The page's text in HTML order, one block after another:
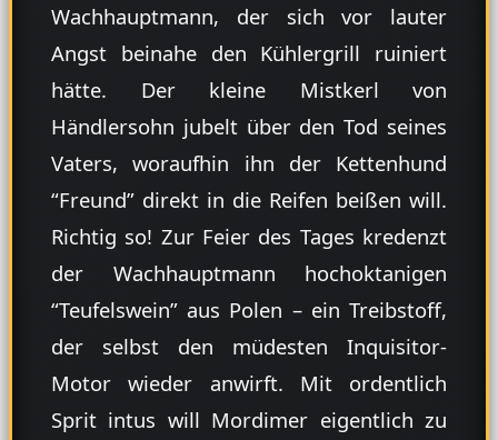
Wachhauptmann, der sich vor lauter
Angst beinahe den Kühlergrill ruiniert
hätte. Der kleine Mistkerl von
Händlersohn jubelt über den Tod seines
Vaters, woraufhin ihn der Kettenhund
“Freund” direkt in die Reifen beißen will.
Richtig so! Zur Feier des Tages kredenzt
der Wachhauptmann hochoktanigen
“Teufelswein” aus Polen – ein Treibstoff,
der selbst den müdesten Inquisitor-
Motor wieder anwirft. Mit ordentlich
Sprit intus will Mordimer eigentlich zu